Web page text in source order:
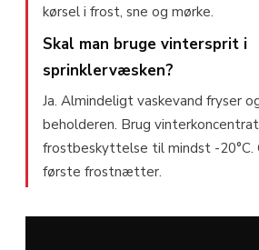
kørsel i frost, sne og mørke.
Skal man bruge vintersprit i
sprinklervæsken?
Ja. Almindeligt vaskevand fryser
beholderen. Brug
frostbeskyttelse til mindst -20°C.
første frostnætter.